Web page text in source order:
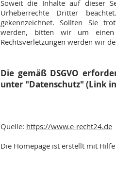
Soweit die Inhalte auf dieser
Urheberrechte Dritter
gekennzeichnet. Sollten Sie
werden, bitten wir um einen
Rechtsverletzungen werden wir
Die gemäß DSGVO
unter "Datenschutz" (Link
Quelle: https://www.e-recht24.de
Die Homepage ist erstellt mit